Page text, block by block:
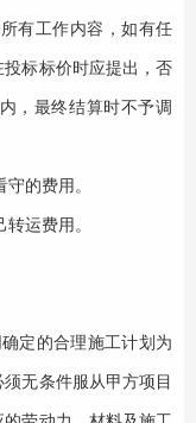
有工作内容，如有任
标标价时应提出，否
，最终结算时不予调
的费用。
转运费用。
定的合理施工计划为
无条件服从甲方项目